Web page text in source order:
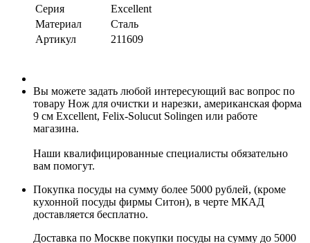
Серия
Excellent
Материал
Сталь
Артикул
211609
Вы можете задать любой интересующий вас вопрос по
товару Нож для очистки и нарезки, американская форма
9 см Excellent, Felix-Solucut Solingen или работе
магазина.
Наши квалифицированные специалисты обязательно
вам помогут.
Покупка посуды на сумму более 5000 рублей, (кроме
кухонной посуды фирмы Ситон), в черте МКАД
доставляется бесплатно.
Доставка по Москве покупки посуды на сумму до 5000